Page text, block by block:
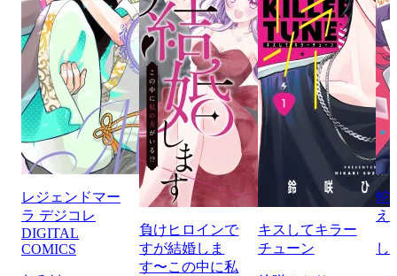
レジェンドマー
ラ デジコレ
DIGITAL
COMICS
負けヒロインで
すが結婚しま
す〜この中に私
キスしてキラー
チューン
蛇
え
し